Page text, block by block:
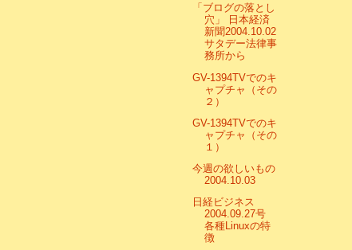
「ブログの落とし
穴」 日本経済
新聞2004.10.02
サタデー法律事
務所から
GV-1394TVでのキ
ャプチャ（その
２）
GV-1394TVでのキ
ャプチャ（その
１）
今週の欲しいもの
2004.10.03
日経ビジネス
2004.09.27号
各種Linuxの特
徴